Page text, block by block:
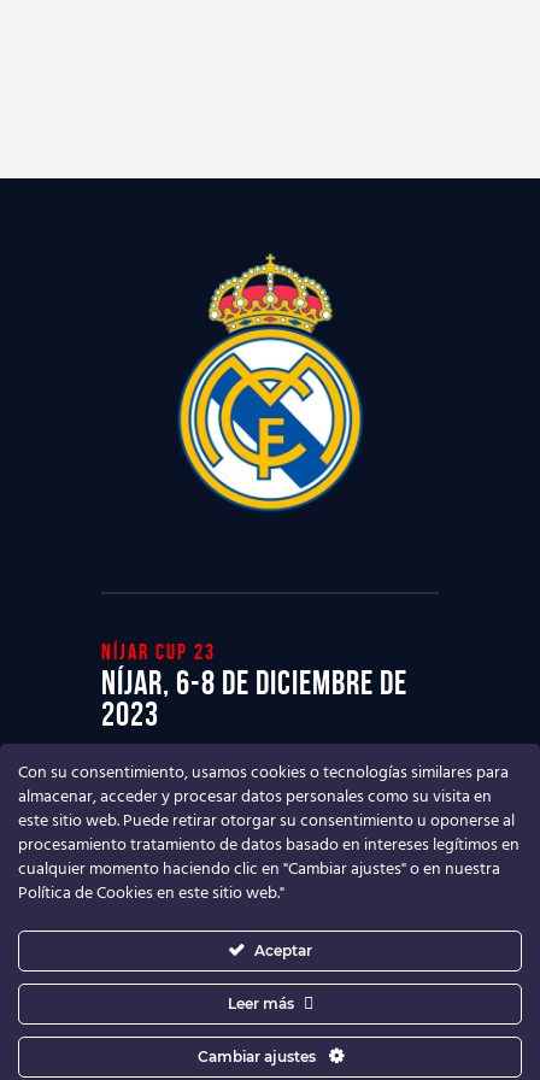
Níjar cup 23
Níjar, 6-8 de diciembre de
2023
Ven a disfrutar del mejor Torneo de
fútbol base
© 2026. Todos los derechos
Con su consentimiento, usamos cookies o tecnologías similares para
almacenar, acceder y procesar datos personales como su visita en
este sitio web. Puede retirar otorgar su consentimiento u oponerse al
procesamiento tratamiento de datos basado en intereses legítimos en
cualquier momento haciendo clic en "Cambiar ajustes" o en nuestra
Política de Cookies en este sitio web."
Aceptar
Leer más
Cambiar ajustes